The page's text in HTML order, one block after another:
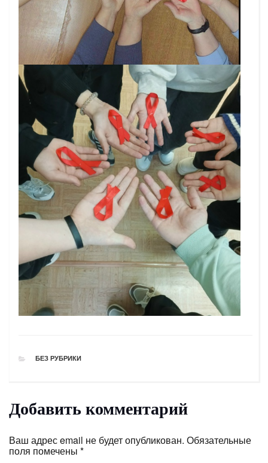
РУБРИКИ
БЕЗ РУБРИКИ
Добавить комментарий
Ваш адрес email не будет опубликован. Обязательные
поля помечены *